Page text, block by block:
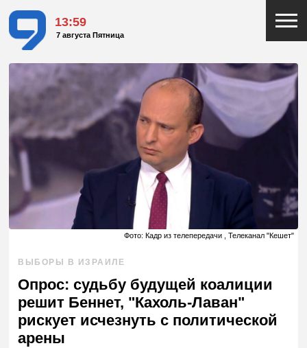
13:59
7 августа Пятница
Фото: Кадр из телепередачи , Телеканал "Кешет"
ВЫБОРЫ В ИЗРАИЛЕ
Опрос: судьбу будущей коалиции
решит Беннет, "Кахоль-Лаван"
рискует исчезнуть с политической
арены